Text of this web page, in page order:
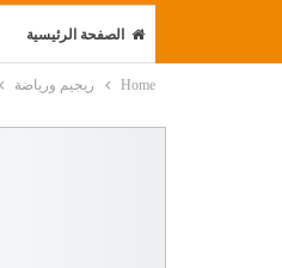
الصفحة الرئيسية
Home ريجيم ورياضة